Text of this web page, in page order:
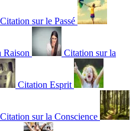
Citation sur le Passé
Raison Citation sur la
Citation Esprit
Citation sur la Conscience